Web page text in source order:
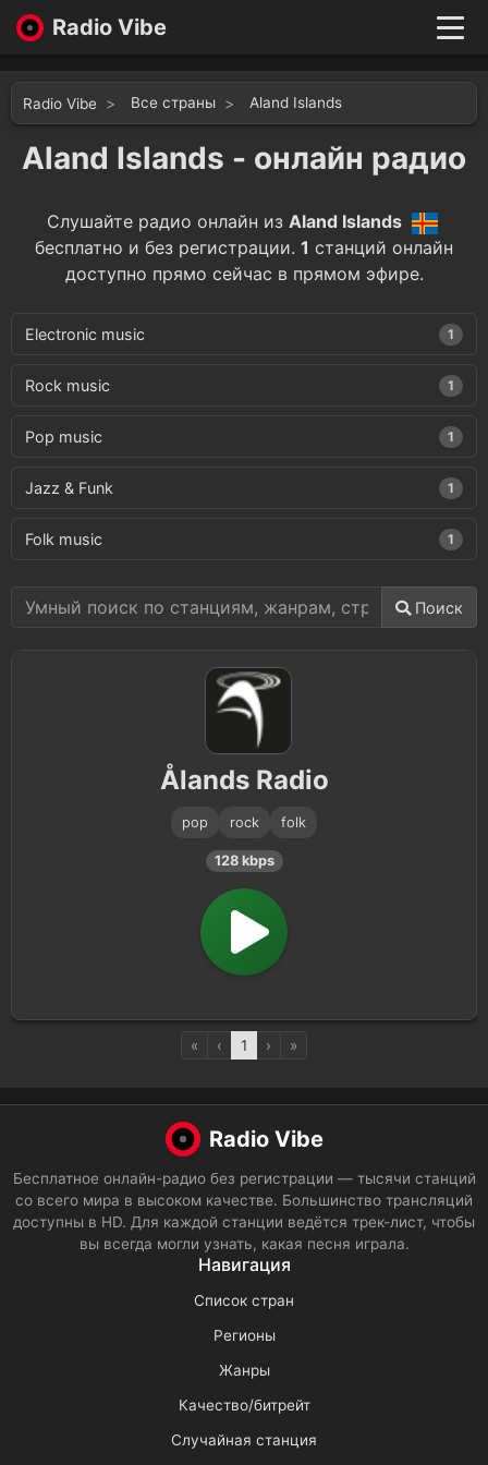
Radio Vibe
New
Genres
Likes
Top 100
Войти
Radio Vibe Все страны Aland Islands
Aland Islands - онлайн радио
Слушайте радио онлайн из Aland Islands
бесплатно и без регистрации. 1 станций онлайн
доступно прямо сейчас в прямом эфире.
Electronic music 1
Rock music 1
Pop music 1
Jazz & Funk 1
Folk music 1
Поиск
Ålands Radio
pop rock folk
128 kbps
« ‹ 1 › »
Radio Vibe
Бесплатное онлайн-радио без регистрации — тысячи станций
со всего мира в высоком качестве. Большинство трансляций
доступны в HD. Для каждой станции ведётся трек-лист, чтобы
вы всегда могли узнать, какая песня играла.
Навигация
Список стран
Регионы
Жанры
Качество/битрейт
Случайная станция